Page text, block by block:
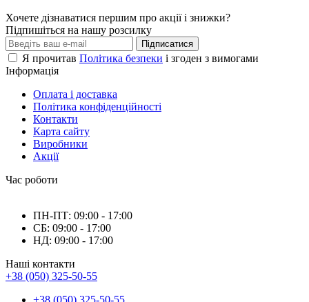
Хочете дізнаватися першим про акції і знижки?
Підпишіться на нашу розсилку
Підписатися
Я прочитав Політика безпеки і згоден з вимогами
Інформація
Оплата і доставка
Політика конфіденційності
Контакти
Карта сайту
Виробники
Акції
Час роботи
ПН-ПТ: 09:00 - 17:00
СБ: 09:00 - 17:00
НД: 09:00 - 17:00
Наші контакти
+38 (050) 325-50-55